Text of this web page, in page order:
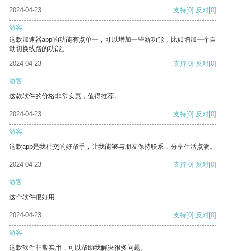
2024-04-23
支持[0] 反对[0]
游客
这款加速器app的功能有点单一，可以增加一些新功能，比如增加一个自
动切换线路的功能。
2024-04-23
支持[0] 反对[0]
游客
这款软件的价格非常实惠，值得推荐。
2024-04-23 支持[0] 反对[0]
游客
这款app是我社交的好帮手，让我能够与朋友保持联系，分享生活点滴。
2024-04-23 支持[0] 反对[0]
游客
这个软件很好用
2024-04-23 支持[0] 反对[0]
游客
这款软件非常实用，可以帮助我解决很多问题。